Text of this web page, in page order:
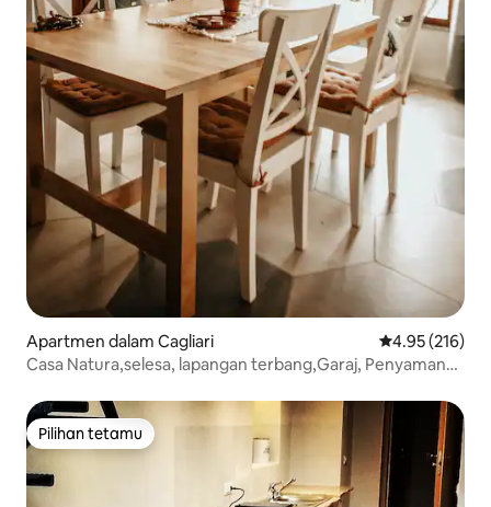
Apartmen dalam Cagliari Penarafan
4.95 (216)
Casa Natura,selesa, lapangan terbang,Garaj, Penyaman
Pilihan tetamu
Pilihan tetamu